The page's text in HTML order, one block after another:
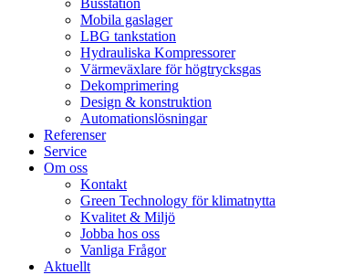
Busstation
Mobila gaslager
LBG tankstation
Hydrauliska Kompressorer
Värmeväxlare för högtrycksgas
Dekomprimering
Design & konstruktion
Automationslösningar
Referenser
Service
Om oss
Kontakt
Green Technology för klimatnytta
Kvalitet & Miljö
Jobba hos oss
Vanliga Frågor
Aktuellt